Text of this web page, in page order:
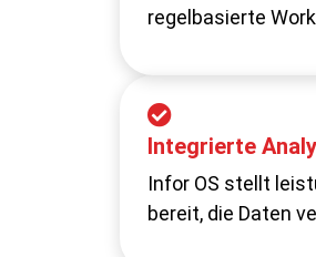
nicht
Analysen
Daten.
regelbasierte
Integrierte
Infor OS stellt
bereit, die Daten